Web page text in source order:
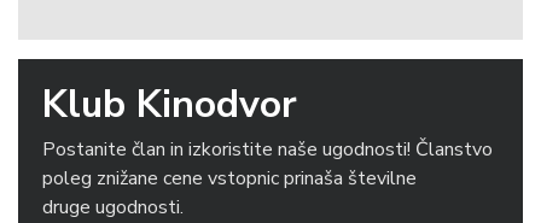
Klub Kinodvor
Postanite član in izkoristite naše ugodnosti! Članstvo
poleg znižane cene vstopnic prinaša številne
druge ugodnosti.